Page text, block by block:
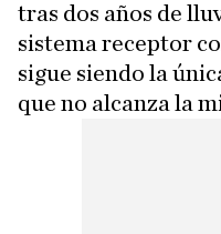
tras dos años de
sistema receptor
sigue siendo la
que no alcanza la